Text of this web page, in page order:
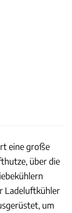
eine große
über die
Ladeluftkühler
um